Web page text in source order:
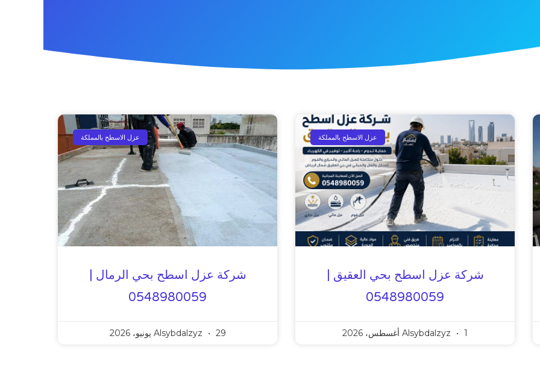
عزل الاسطح بالمملكة
شركة عزل اسطح بحي العقيق |
0548980059
Alsybdalzyz 1 أغسطس، 2026
عزل الاسطح بالمملكة
شركة عزل اسطح بحي الرمال |
0548980059
Alsybdalzyz 29 يونيو، 2026